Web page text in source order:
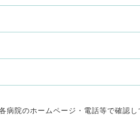
院のホームページ・電話等で確認し